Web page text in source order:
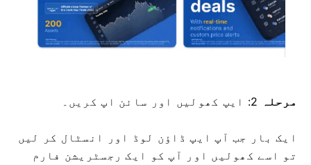
مرحلہ
ایک بار جب آپ ایپ ڈاؤن لوڈ اور انسٹال کر لیں
تو اسے کھولیں اور آپ کو ایک رجسٹریشن فارم